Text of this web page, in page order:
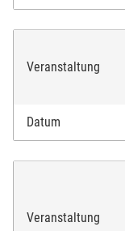
Veranstaltung
Datum
Veranstaltung